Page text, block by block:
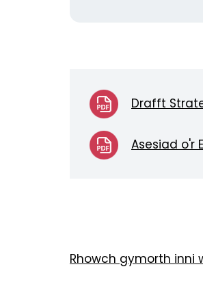
Drafft
Asesiad o'r
Rhowch gymorth inni